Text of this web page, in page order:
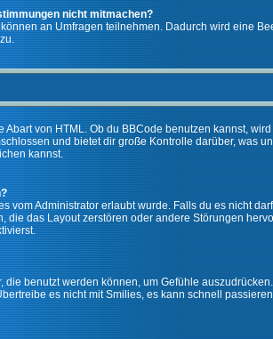
nicht mitmachen?
an Umfragen teilnehmen. Dadurch wird eine
Abart von HTML. Ob du BBCode benutzen kannst,
und bietet dir große Kontrolle darüber, was
kannst.
vom Administrator erlaubt wurde. Falls du es nicht
die das Layout zerstören oder andere Störungen
die benutzt werden können, um Gefühle
es nicht mit Smilies, es kann schnell